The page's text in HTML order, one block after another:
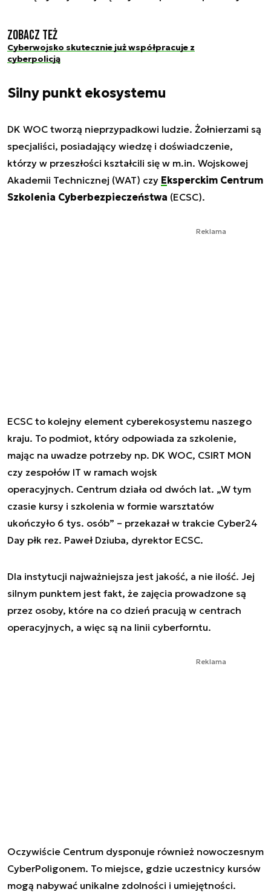
Zobacz też
Cyberwojsko skutecznie już współpracuje z
cyberpolicją
Silny punkt ekosystemu
DK WOC tworzą nieprzypadkowi ludzie. Żołnierzami są
specjaliści, posiadający wiedzę i doświadczenie,
którzy w przeszłości kształcili się w m.in. Wojskowej
Akademii Technicznej (WAT) czy Eksperckim Centrum
Szkolenia Cyberbezpieczeństwa (ECSC).
Reklama
ECSC to kolejny element cyberekosystemu naszego
kraju. To podmiot, który odpowiada za szkolenie,
mając na uwadze potrzeby np. DK WOC, CSIRT MON
czy zespołów IT w ramach wojsk
operacyjnych. Centrum działa od dwóch lat. „W tym
czasie kursy i szkolenia w formie warsztatów
ukończyło 6 tys. osób” – przekazał w trakcie Cyber24
Day płk rez. Paweł Dziuba, dyrektor ECSC.
Dla instytucji najważniejsza jest jakość, a nie ilość. Jej
silnym punktem jest fakt, że zajęcia prowadzone są
przez osoby, które na co dzień pracują w centrach
operacyjnych, a więc są na linii cyberforntu.
Reklama
Oczywiście Centrum dysponuje również nowoczesnym
CyberPoligonem. To miejsce, gdzie uczestnicy kursów
mogą nabywać unikalne zdolności i umiejętności.